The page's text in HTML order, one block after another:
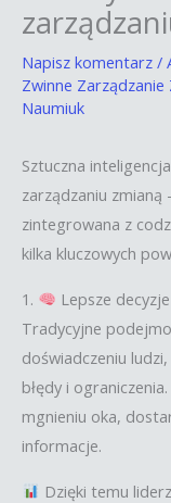
Napisz komentarz /
Zwinne Zarządzanie
Naumiuk
Sztuczna
zarządzaniu zmianą
zintegrowana z
kilka kluczowych
1.
Lepsze decyzje
Tradycyjne
doświadczeniu
błędy i
mgnieniu oka,
informacje.
Dzięki temu